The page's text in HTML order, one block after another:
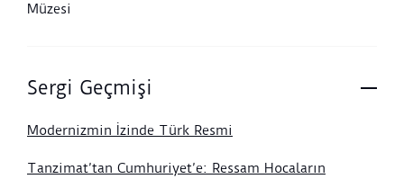
Müzesi
Sergi Geçmişi
Modernizmin İzinde Türk Resmi
Tanzimat’tan Cumhuriyet’e: Ressam Hocaların